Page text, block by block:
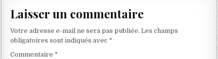
Laisser un commentaire
Votre adresse e-mail ne sera pas publiée. Les champs
obligatoires sont indiqués avec *
Commentaire *